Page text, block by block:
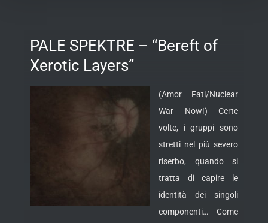
PALE SPEKTRE – “Bereft of
Xerotic Layers”
(Amor Fati/Nuclear
War Now!) Certe
volte, i gruppi sono
stretti nel più severo
riserbo, quando si
tratta di capire le
identità dei singoli
componenti… Come